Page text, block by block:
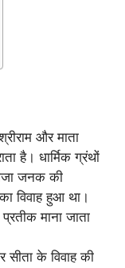
और माता
है। धार्मिक ग्रंथों
जनक की
विवाह हुआ था।
माना जाता
सीता के विवाह की